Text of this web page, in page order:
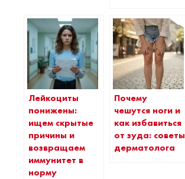
Лейкоциты
понижены:
ищем скрытые
причины и
возвращаем
иммунитет в
норму
Почему
чешутся ноги и
как избавиться
от зуда: советы
дерматолога